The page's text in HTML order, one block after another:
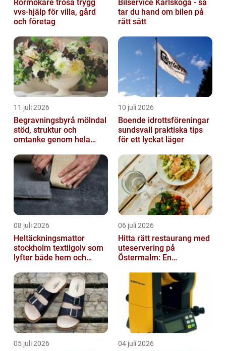
Rörmokare trosa trygg
vvs-hjälp för villa, gård
och företag
Bilservice Karlskoga - så
tar du hand om bilen på
rätt sätt
11 juli 2026
Begravningsbyrå mölndal
stöd, struktur och
omtanke genom hela
10 juli 2026
Boende idrottsföreningar
sundsvall praktiska tips
för ett lyckat läger
08 juli 2026
Heltäckningsmattor
stockholm textilgolv som
lyfter både hem och
06 juli 2026
Hitta rätt restaurang med
uteservering på
Östermalm: En
i solen
05 juli 2026 04 juli 2026